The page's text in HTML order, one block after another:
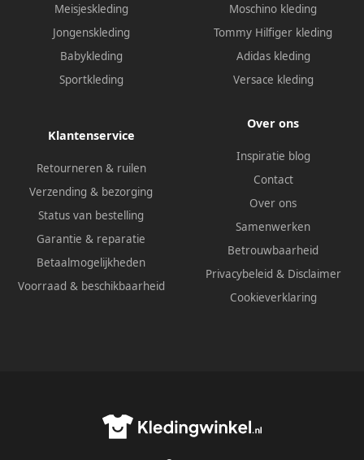
Meisjeskleding
Jongenskleding
Babykleding
Sportkleding
Moschino kleding
Tommy Hilfiger kleding
Adidas kleding
Versace kleding
Klantenservice
Retourneren & ruilen
Verzending & bezorging
Status van bestelling
Garantie & reparatie
Betaalmogelijkheden
Voorraad & beschikbaarheid
Over ons
Inspiratie blog
Contact
Over ons
Samenwerken
Betrouwbaarheid
Privacybeleid & Disclaimer
Cookieverklaring